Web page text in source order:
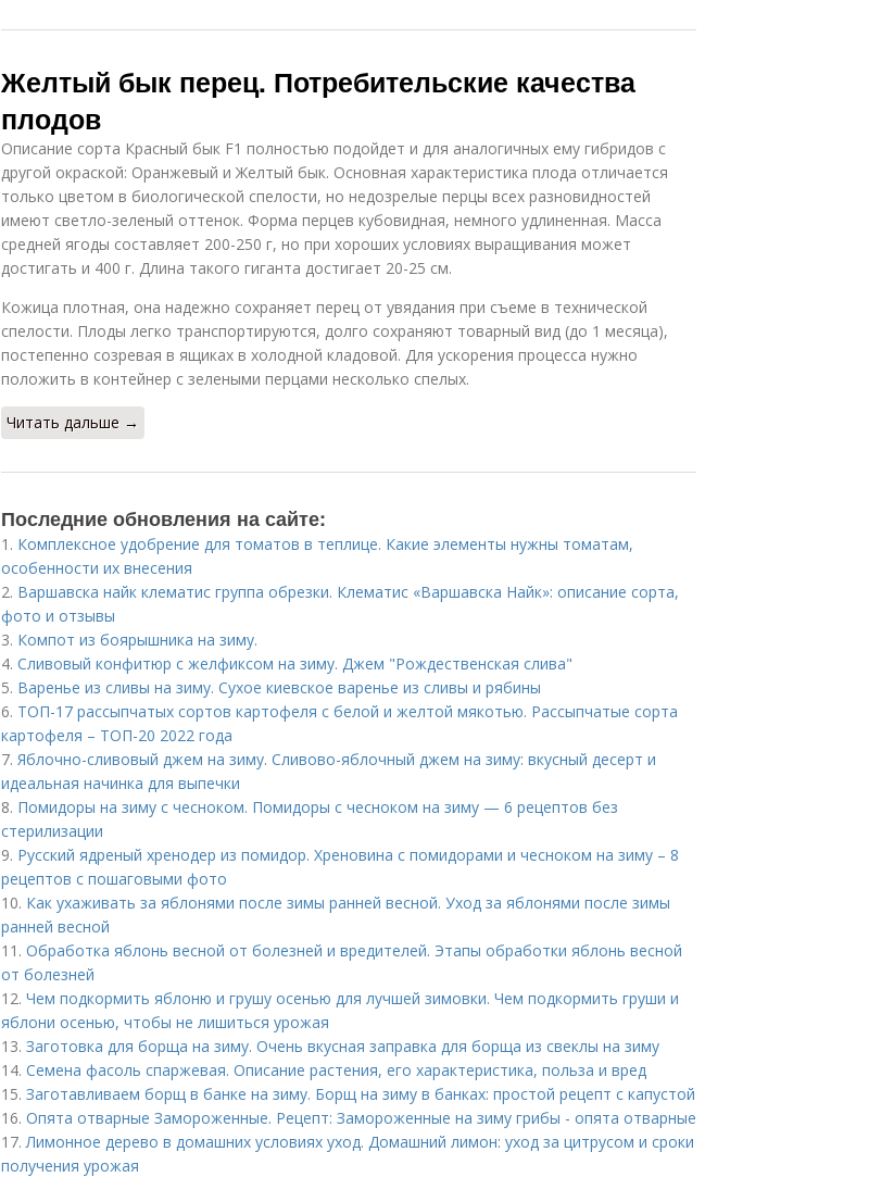
Желтый бык перец. Потребительские качества
плодов
Описание сорта Красный бык F1 полностью подойдет и для аналогичных ему гибридов с
другой окраской: Оранжевый и Желтый бык. Основная характеристика плода отличается
только цветом в биологической спелости, но недозрелые перцы всех разновидностей
имеют светло-зеленый оттенок. Форма перцев кубовидная, немного удлиненная. Масса
средней ягоды составляет 200-250 г, но при хороших условиях выращивания может
достигать и 400 г. Длина такого гиганта достигает 20-25 см.
Кожица плотная, она надежно сохраняет перец от увядания при съеме в технической
спелости. Плоды легко транспортируются, долго сохраняют товарный вид (до 1 месяца),
постепенно созревая в ящиках в холодной кладовой. Для ускорения процесса нужно
положить в контейнер с зелеными перцами несколько спелых.
Читать дальше →
Последние обновления на сайте:
1. Комплексное удобрение для томатов в теплице. Какие элементы нужны томатам,
особенности их внесения
2. Варшавска найк клематис группа обрезки. Клематис «Варшавска Найк»: описание сорта,
фото и отзывы
3. Компот из боярышника на зиму.
4. Сливовый конфитюр с желфиксом на зиму. Джем "Рождественская слива"
5. Варенье из сливы на зиму. Сухое киевское варенье из сливы и рябины
6. ТОП-17 рассыпчатых сортов картофеля с белой и желтой мякотью. Рассыпчатые сорта
картофеля – ТОП-20 2022 года
7. Яблочно-сливовый джем на зиму. Сливово-яблочный джем на зиму: вкусный десерт и
идеальная начинка для выпечки
8. Помидоры на зиму с чесноком. Помидоры с чесноком на зиму — 6 рецептов без
стерилизации
9. Русский ядреный хренодер из помидор. Хреновина с помидорами и чесноком на зиму – 8
рецептов с пошаговыми фото
10. Как ухаживать за яблонями после зимы ранней весной. Уход за яблонями после зимы
ранней весной
11. Обработка яблонь весной от болезней и вредителей. Этапы обработки яблонь весной
от болезней
12. Чем подкормить яблоню и грушу осенью для лучшей зимовки. Чем подкормить груши и
яблони осенью, чтобы не лишиться урожая
13. Заготовка для борща на зиму. Очень вкусная заправка для борща из свеклы на зиму
14. Семена фасоль спаржевая. Описание растения, его характеристика, польза и вред
15. Заготавливаем борщ в банке на зиму. Борщ на зиму в банках: простой рецепт с капустой
16. Опята отварные Замороженные. Рецепт: Замороженные на зиму грибы - опята отварные
17.Лимонное дерево в домашних условиях уход. Домашний лимон: уход за цитрусом и сроки
получения урожая